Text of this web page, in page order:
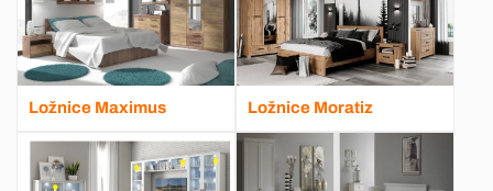
Ložnice Maximus Ložnice Moratiz